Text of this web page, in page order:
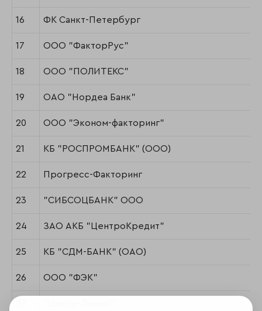
16 ФК Санкт-Петербург
17 ООО "ФакторРус"
18 ООО "ПОЛИТЕКС"
19 ОАО "Нордеа Банк"
20 ООО "Эконом-факторинг"
21 КБ "РОСПРОМБАНК" (ООО)
22 Прогресс-Факторинг
23 "СИБСОЦБАНК" ООО
24 ЗАО АКБ "ЦентроКредит"
25 КБ "СДМ-БАНК" (ОАО)
26 ООО "ФЭК"